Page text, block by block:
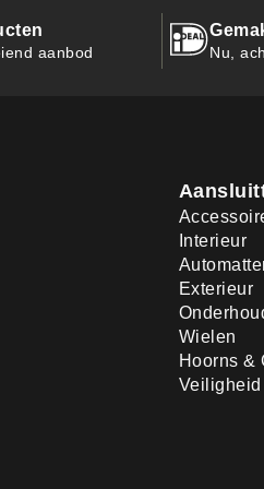
aanbod Nu,
Interieur
Exterieur
Wielen
Hoorns &
Veiligheid